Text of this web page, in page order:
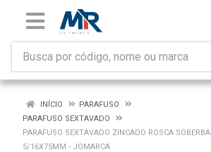
INÍCIO
PARAFUSO
PARAFUSO SEXTAVADO
PARAFUSO SEXTAVADO ZINCADO ROSCA SOBERBA
5/16X75MM - JOMARCA